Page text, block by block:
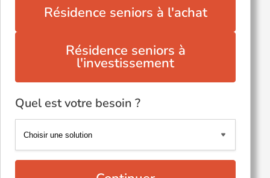
Résidence seniors à l'achat
Résidence seniors à
l'investissement
Quel est votre besoin ?